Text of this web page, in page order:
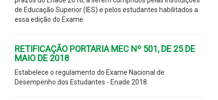
de Educação Superior (IES) e pelos estudantes habilitados a
essa edição do Exame
RETIFICAÇÃO PORTARIA MEC Nº 501, DE 25 DE
MAIO DE 2018
Estabelece o regulamento do Exame Nacional de
Desempenho dos Estudantes - Enade 2018.